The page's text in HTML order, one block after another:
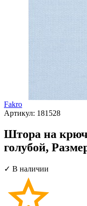
Fakro
Артикул: 181528
Штора на
голубой,
✓ В наличии